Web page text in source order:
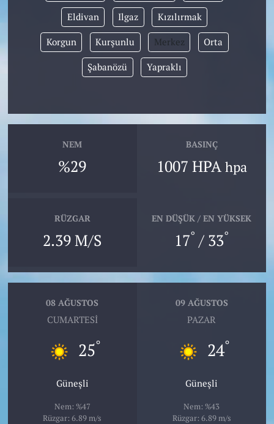
Eldivan Ilgaz Kızılırmak
Korgun Kurşunlu Merkez Orta
Şabanözü Yapraklı
NEM
%29
BASINÇ
1007 HPA hpa
RÜZGAR
2.39 M/S
EN DÜŞÜK / EN YÜKSEK
17° / 33°
08 AĞUSTOS
CUMARTESI
25°
Güneşli
Nem: %47
Rüzgar: 6.89 m/s
09 AĞUSTOS
PAZAR
24°
Güneşli
Nem: %43
Rüzgar: 6.89 m/s